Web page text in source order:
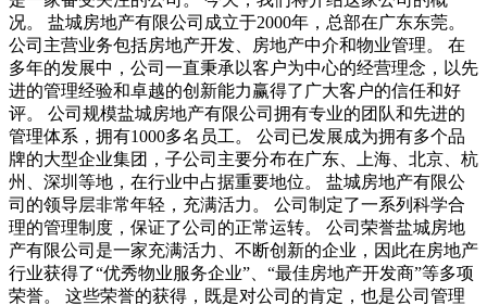
况。 盐城房地产有限公司成立于2000年，总部在广东东莞。
公司主营业务包括房地产开发、房地产中介和物业管理。 在
多年的发展中，公司一直秉承以客户为中心的经营理念，以先
进的管理经验和卓越的创新能力赢得了广大客户的信任和好
评。 公司规模盐城房地产有限公司拥有专业的团队和先进的
管理体系，拥有1000多名员工。 公司已发展成为拥有多个品
牌的大型企业集团，子公司主要分布在广东、上海、北京、杭
州、深圳等地，在行业中占据重要地位。 盐城房地产有限公
司的领导层非常年轻，充满活力。 公司制定了一系列科学合
理的管理制度，保证了公司的正常运转。 公司荣誉盐城房地
产有限公司是一家充满活力、不断创新的企业，因此在房地产
行业获得了“优秀物业服务企业”、“最佳房地产开发商”等多项
荣誉。 这些荣誉的获得，既是对公司的肯定，也是公司管理